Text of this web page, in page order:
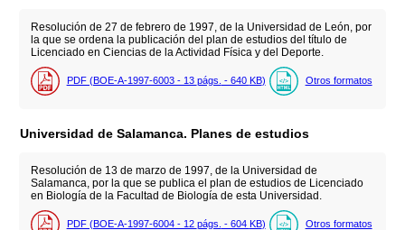
Resolución de 27 de febrero de 1997, de la Universidad de León, por
la que se ordena la publicación del plan de estudios del título de
Licenciado en Ciencias de la Actividad Física y del Deporte.
PDF (BOE-A-1997-6003 - 13 págs. - 640 KB) Otros formatos
Universidad de Salamanca. Planes de estudios
Resolución de 13 de marzo de 1997, de la Universidad de
Salamanca, por la que se publica el plan de estudios de Licenciado
en Biología de la Facultad de Biología de esta Universidad.
PDF (BOE-A-1997-6004 - 12 págs. - 604 KB) Otros formatos